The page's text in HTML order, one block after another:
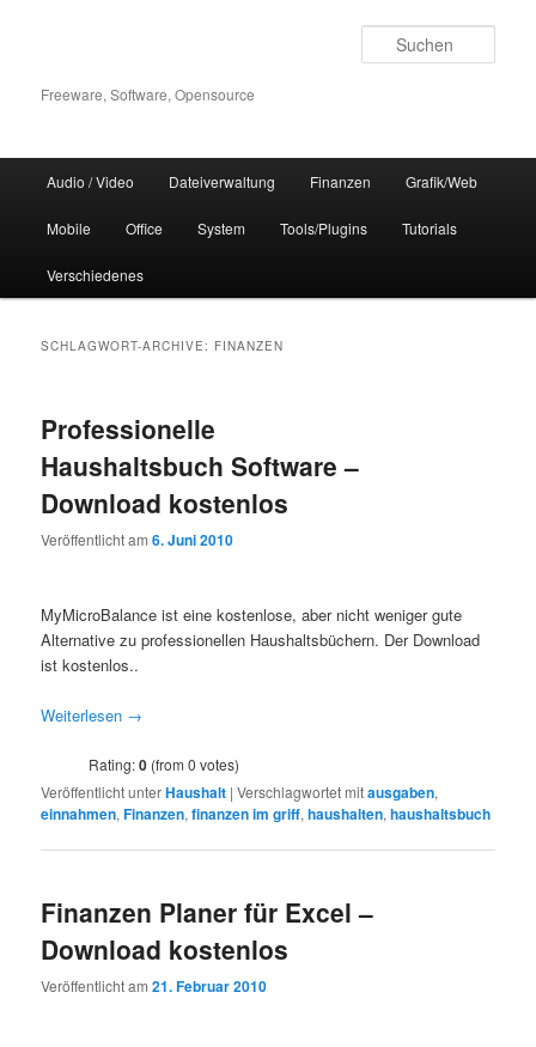
wechselnFreeware, Software, Opensource
Audio / Video Dateiverwaltung Finanzen Grafik/Web
Mobile Office System Tools/Plugins Tutorials
Verschiedenes
SCHLAGWORT-ARCHIVE: FINANZEN
Professionelle
Haushaltsbuch Software –
Download kostenlos
Veröffentlicht am6. Juni 2010
MyMicroBalance ist eine kostenlose, aber nicht weniger gute
Alternative zu professionellen Haushaltsbüchern. Der Download
ist kostenlos..
Weiterlesen →
Rating:0 (from 0 votes)
Veröffentlicht unterHaushalt |Verschlagwortet mitausgaben,
einnahmen,Finanzen,finanzen im griff,haushalten,haushaltsbuch
Finanzen Planer für Excel –
Download kostenlos
Veröffentlicht am21. Februar 2010